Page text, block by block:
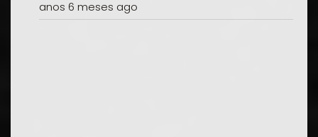
anos 6 meses ago